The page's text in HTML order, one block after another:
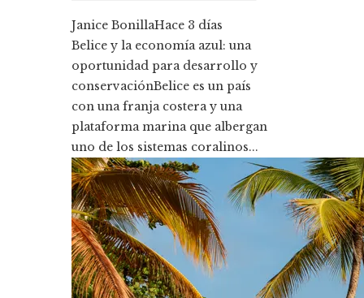
Janice BonillaHace 3 días
Belice y la economía azul: una
oportunidad para desarrollo y
conservaciónBelice es un país
con una franja costera y una
plataforma marina que albergan
uno de los sistemas coralinos...